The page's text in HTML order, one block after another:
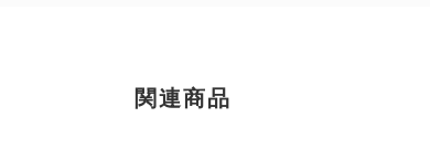
関連商品